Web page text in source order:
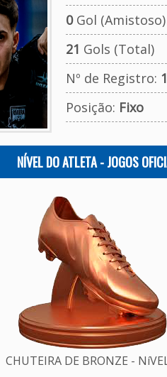
0Gol (Amistoso)
21 Gols (Total)
Nº de Registro:
Posição: Fixo
NÍVEL DO ATLETA - JOGOS
CHUTEIRA DE BRONZE -